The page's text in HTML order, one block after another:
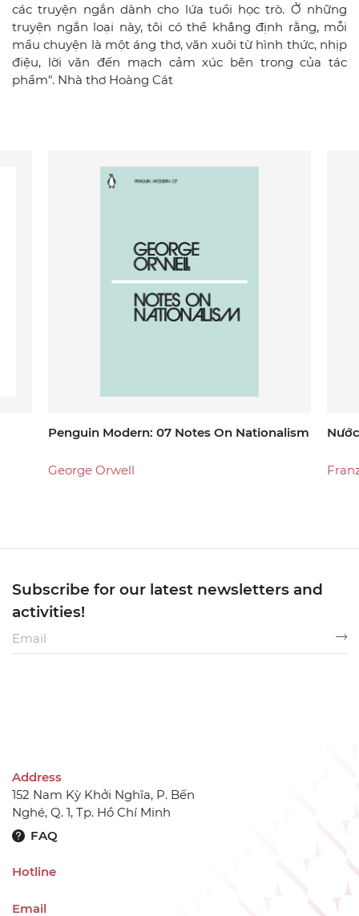
các truyện ngắn dành cho lứa tuổi học trò. Ở những
truyện ngắn loại này, tôi có thể khẳng định rằng, mỗi
mẩu chuyện là một áng thơ, văn xuôi từ hình thức, nhịp
điệu, lời văn đến mạch cảm xúc bên trong của tác
phẩm". Nhà thơ Hoàng Cát
Penguin Modern: 07 Notes On Nationalism
George Orwell
Address
152 Nam Kỳ Khởi Nghĩa, P. Bến
Nghé, Q. 1, Tp. Hồ Chí Minh
FAQ
Hotline
Email
Subscribe for our latest newsletters and
activities!